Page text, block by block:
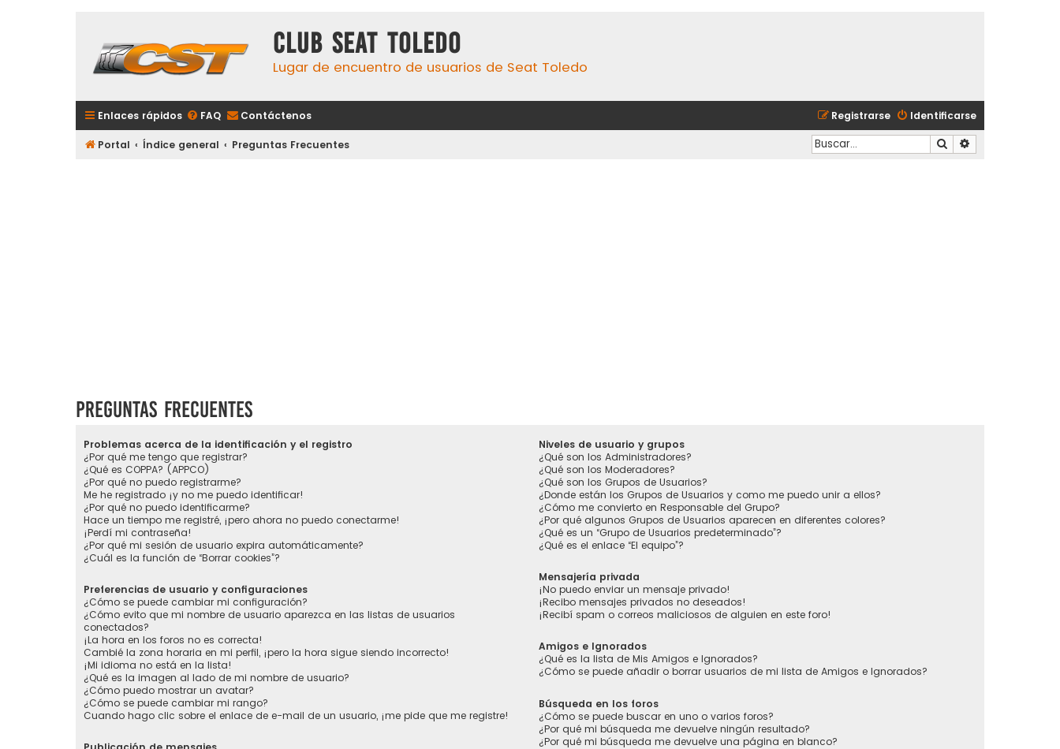
Club Seat Toledo
Lugar de encuentro de usuarios de Seat Toledo
Enlaces rápidos FAQ Contáctenos Identificarse
Registrarse
Portal Índice general Preguntas Frecuentes Buscar
Preguntas Frecuentes
Problemas acerca de la identificación y el registro
¿Por qué me tengo que registrar?
¿Qué es COPPA? (APPCO)
¿Por qué no puedo registrarme?
Me he registrado ¡y no me puedo identificar!
¿Por qué no puedo identificarme?
Hace un tiempo me registré, ¡pero ahora no puedo conectarme!
¡Perdí mi contraseña!
¿Por qué mi sesión de usuario expira automáticamente?
¿Cuál es la función de “Borrar cookies”?
Preferencias de usuario y configuraciones
¿Cómo se puede cambiar mi configuración?
¿Cómo evito que mi nombre de usuario aparezca en las listas de usuarios
conectados?
¡La hora en los foros no es correcta!
Cambié la zona horaria en mi perfil, ¡pero la hora sigue siendo incorrecto!
¡Mi idioma no está en la lista!
¿Qué es la imagen al lado de mi nombre de usuario?
¿Cómo puedo mostrar un avatar?
¿Cómo se puede cambiar mi rango?
Cuando hago clic sobre el enlace de e-mail de un usuario, ¡me pide que me registre!
Niveles de usuario y grupos
¿Qué son los Administradores?
¿Qué son los Moderadores?
¿Qué son los Grupos de Usuarios?
¿Donde están los Grupos de Usuarios y como me puedo unir a ellos?
¿Cómo me convierto en Responsable del Grupo?
¿Por qué algunos Grupos de Usuarios aparecen en diferentes colores?
¿Qué es un “Grupo de Usuarios predeterminado”?
¿Qué es el enlace “El equipo”?
Mensajería privada
¡No puedo enviar un mensaje privado!
¡Recibo mensajes privados no deseados!
¡Recibí spam o correos maliciosos de alguien en este foro!
Amigos e Ignorados
¿Qué es la lista de Mis Amigos e Ignorados?
¿Cómo se puede añadir o borrar usuarios de mi lista de Amigos e Ignorados?
Búsqueda en los foros
¿Cómo se puede buscar en uno o varios foros?
¿Por qué mi búsqueda me devuelve ningún resultado?
¿Por qué mi búsqueda me devuelve una página en blanco?